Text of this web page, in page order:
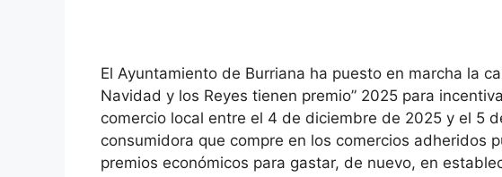
El Ayuntamiento de Burriana ha puesto en marcha la
Navidad y los Reyes tienen premio” 2025 para
comercio local entre el 4 de diciembre de 2025 y el 5
consumidora que compre en los comercios adheridos
premios económicos para gastar, de nuevo, en